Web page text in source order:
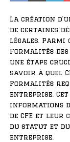
La création
de certaines
légales. Parmi
Formalités des
une étape
savoir à quel
formalités
entreprise.
informations
de CFE et leur
du statut et
entreprise.